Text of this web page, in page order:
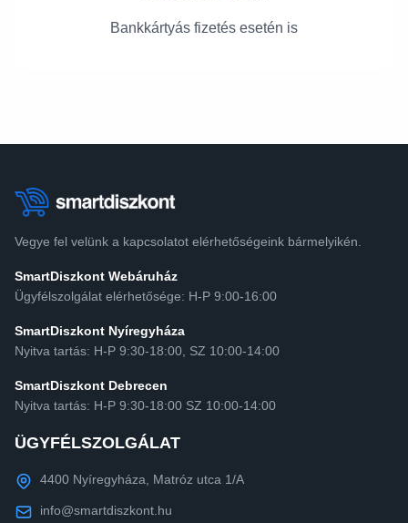
Bankkártyás fizetés esetén is
Vegye fel velünk a kapcsolatot elérhetőségeink bármelyikén.
SmartDiszkont Webáruház
Ügyfélszolgálat elérhetősége: H-P 9:00-16:00
SmartDiszkont Nyíregyháza
Nyitva tartás: H-P 9:30-18:00, SZ 10:00-14:00
SmartDiszkont Debrecen
Nyitva tartás: H-P 9:30-18:00 SZ 10:00-14:00
ÜGYFÉLSZOLGÁLAT
4400 Nyíregyháza, Matróz utca 1/A
info@smartdiszkont.hu